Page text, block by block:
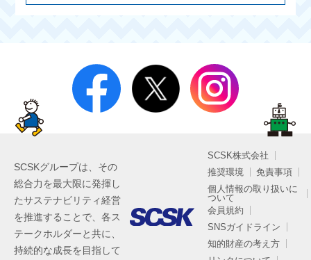
SCSKグループは、その
総合力を最大限に発揮し
たサステナビリティ経営
を推進することで、各ス
テークホルダーと共に、
持続的な成長を目指して
SCSK株式会社
推奨環境
免責事項
個人情報の取り扱いに
ついて
会員規約
SNSガイドライン
知的財産の考え方